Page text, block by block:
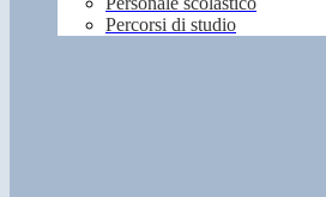
Percorsi di studio